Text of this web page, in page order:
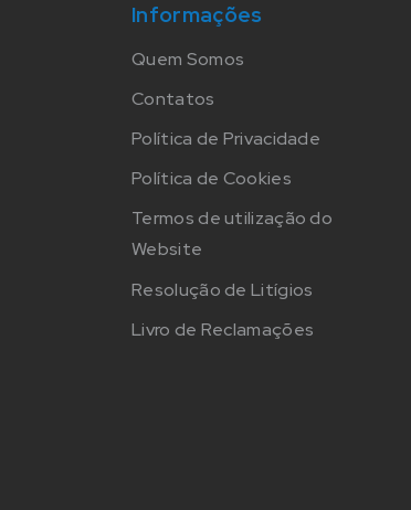
Informações
Quem Somos
Contatos
Política de Privacidade
Política de Cookies
Termos de utilização do
Website
Resolução de Litígios
Livro de Reclamações